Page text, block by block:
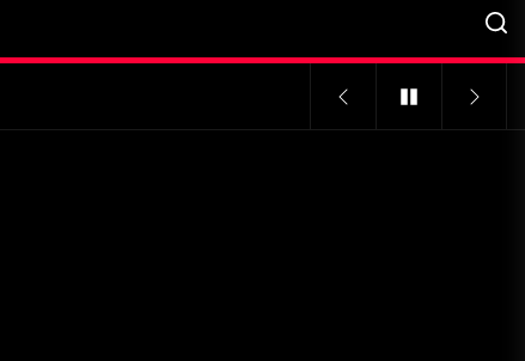
Tiki Tumble são grandes